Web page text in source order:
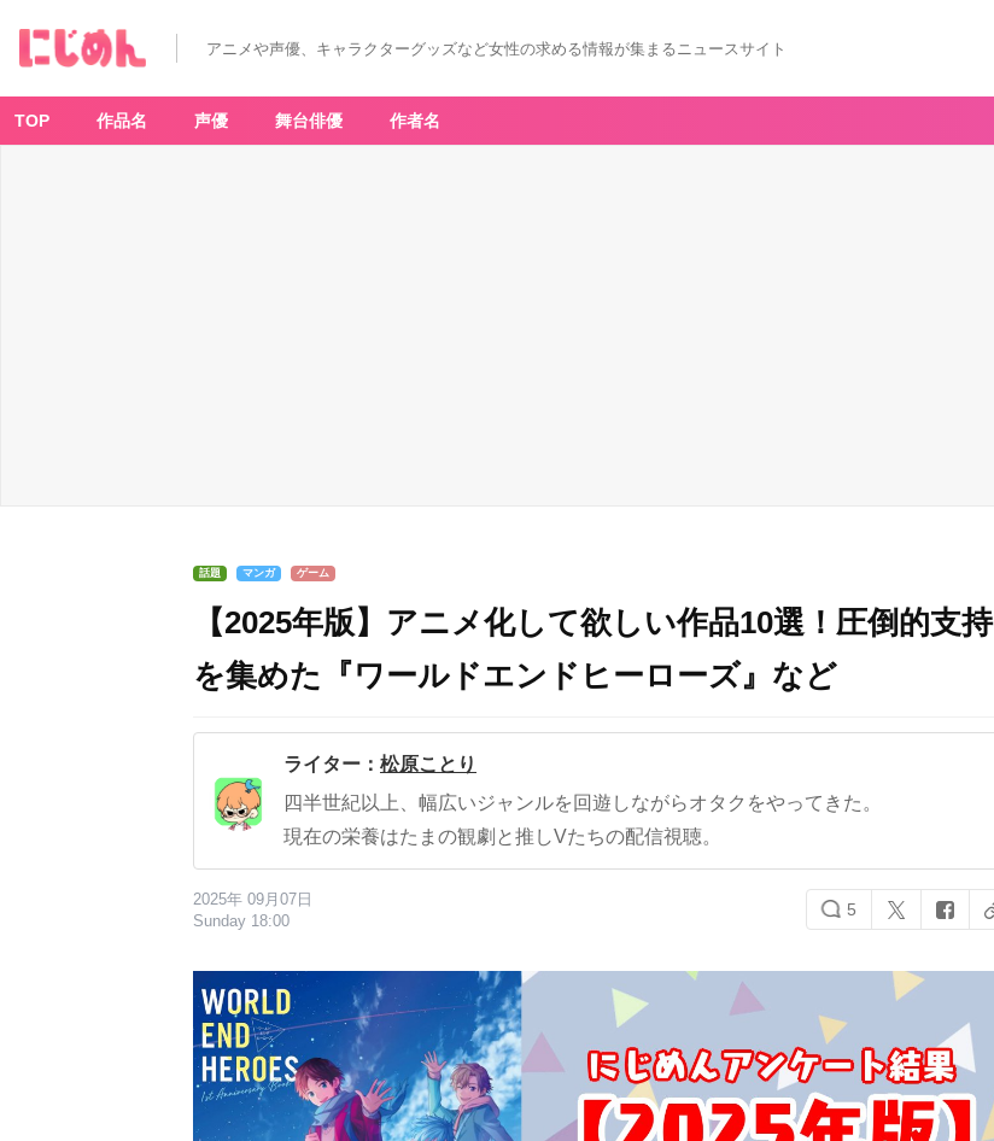
アニメや声優、キャラクターグッズなど女性の求める情報が集まるニュースサイト
TOP 作品名 声優 舞台俳優 作者名
話題 マンガ ゲーム
【2025年版】アニメ化して欲しい作品10選！圧倒的支持
を集めた『ワールドエンドヒーローズ』など
ライター： 松原ことり
四半世紀以上、幅広いジャンルを回遊しながらオタクをやってきた。
現在の栄養はたまの観劇と推しVたちの配信視聴。
2025年 09月07日
Sunday 18:00
5